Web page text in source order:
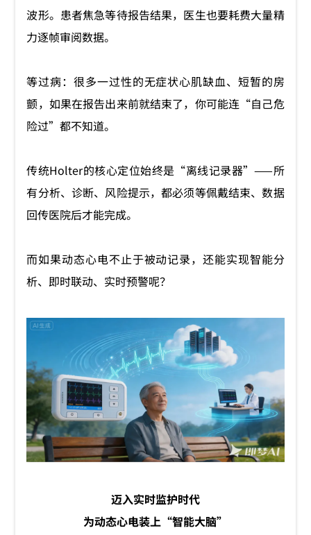
波形。患者焦急等待报告结果，医生也要耗费大量精
力逐帧审阅数据。
等过病：很多一过性的无症状心肌缺血、短暂的房
颤，如果在报告出来前就结束了，你可能连“自己危
险过”都不知道。
传统Holter的核心定位始终是“离线记录器”——所
有分析、诊断、风险提示，都必须等佩戴结束、数据
回传医院后才能完成。
而如果动态心电不止于被动记录，还能实现智能分
析、即时联动、实时预警呢？
迈入实时监护时代
为动态心电装上“智能大脑”